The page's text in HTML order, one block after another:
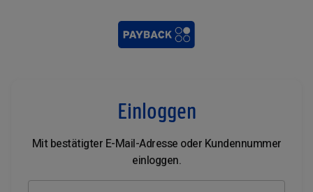
Einloggen
Mit bestätigter E-Mail-Adresse oder Kundennummer
einloggen.